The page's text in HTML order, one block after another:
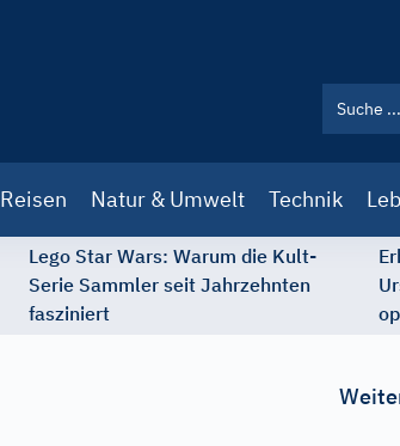
Reisen Natur & Umwelt Technik
Lego Star Wars: Warum die Kult-
Serie Sammler seit Jahrzehnten
fasziniert